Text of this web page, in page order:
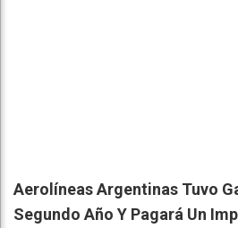
Aerolíneas Argentinas Tuvo
Segundo Año Y Pagará Un